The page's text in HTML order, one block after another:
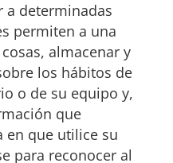
a determinadas
permiten a una
almacenar y
los hábitos de
o de su equipo y,
que
en que utilice su
para reconocer al